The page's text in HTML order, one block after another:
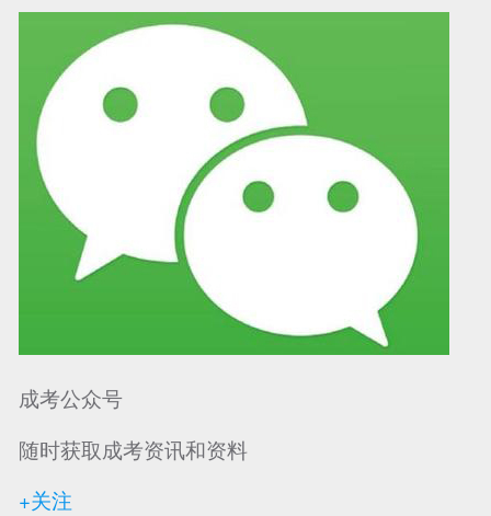
可信网站信用评 网络警察提醒你 诚信网站
成考公众号
随时获取成考资讯和资料
+关注